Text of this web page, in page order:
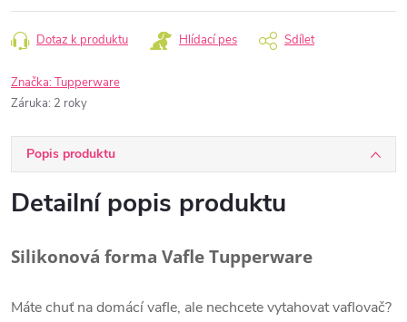
Dotaz k produktu Hlídací pes Sdílet
Značka:Tupperware
Záruka: 2 roky
Popis produktu
Detailní popis produktu
Silikonová forma Vafle Tupperware
Máte chuť na domácí vafle, ale nechcete vytahovat vaflovač?